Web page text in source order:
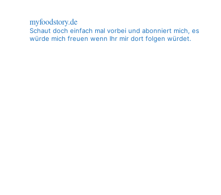
myfoodstory.de
Schaut doch einfach mal vorbei und abonniert mich, es
würde mich freuen wenn Ihr mir dort folgen würdet.